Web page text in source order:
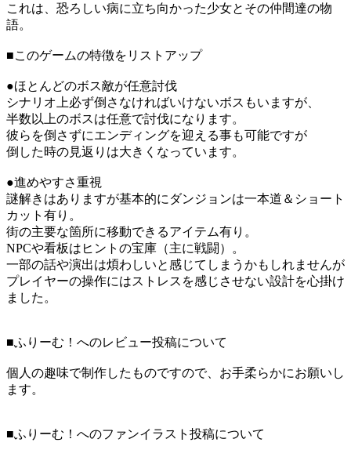
これは、恐ろしい病に立ち向かった少女とその仲間達の物
語。
■このゲームの特徴をリストアップ
●ほとんどのボス敵が任意討伐
シナリオ上必ず倒さなければいけないボスもいますが、
半数以上のボスは任意で討伐になります。
彼らを倒さずにエンディングを迎える事も可能ですが
倒した時の見返りは大きくなっています。
●進めやすさ重視
謎解きはありますが基本的にダンジョンは一本道＆ショート
カット有り。
街の主要な箇所に移動できるアイテム有り。
NPCや看板はヒントの宝庫（主に戦闘）。
一部の話や演出は煩わしいと感じてしまうかもしれませんが
プレイヤーの操作にはストレスを感じさせない設計を心掛け
ました。
■ふりーむ！へのレビュー投稿について
個人の趣味で制作したものですので、お手柔らかにお願いし
ます。
■ふりーむ！へのファンイラスト投稿について